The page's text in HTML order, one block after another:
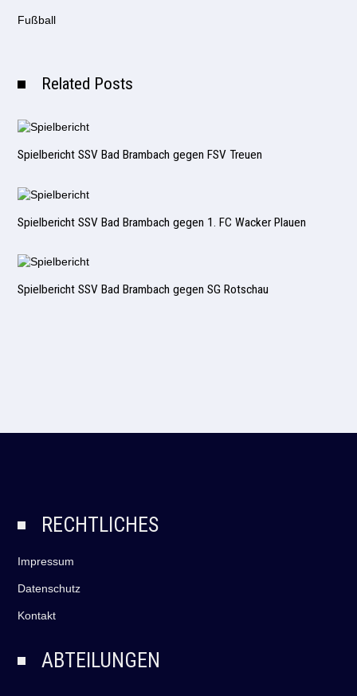
Fußball
Related Posts
Spielbericht SSV Bad Brambach gegen FSV Treuen
Spielbericht SSV Bad Brambach gegen 1. FC Wacker Plauen
Spielbericht SSV Bad Brambach gegen SG Rotschau
RECHTLICHES
Impressum
Datenschutz
Kontakt
ABTEILUNGEN